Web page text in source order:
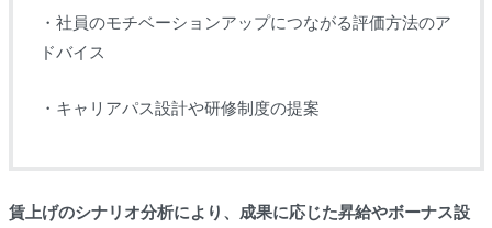
・社員のモチベーションアップにつながる評価方法のア
ドバイス
・キャリアパス設計や研修制度の提案
賃上げのシナリオ分析により、成果に応じた昇給やボーナス設